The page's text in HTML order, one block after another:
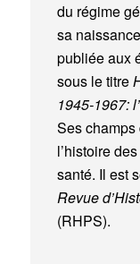
du régime
sa
publiée aux
sous le titre
1945-1967:
Ses champs
l’histoire
santé. Il est
Revue
(RHPS).